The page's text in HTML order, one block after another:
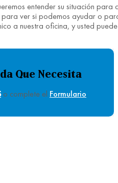
entender su situación
ver si podemos ayudar o
a nuestra oficina, y usted
Que Necesita
o complete el Formulario.